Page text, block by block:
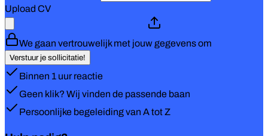
Upload CV
We gaan vertrouwelijk met jouw gegevens om
Verstuur je sollicitatie!
Binnen 1 uur reactie
Geen klik? Wij vinden de passende baan
Persoonlijke begeleiding van A tot Z